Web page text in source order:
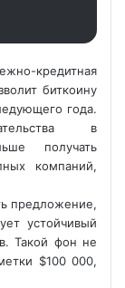
кредитная
биткоину
года.
в
получать
компаний,
предложение,
устойчивый
Такой фон не
$100 000,